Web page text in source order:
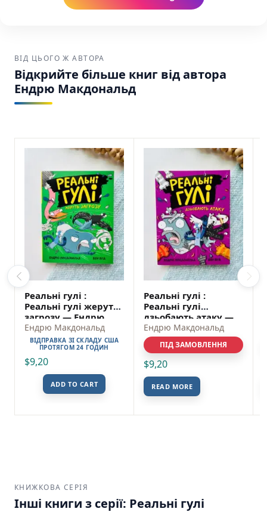
ВІД ЦЬОГО Ж АВТОРА
Відкрийте більше книг від автора
Ендрю Макдональд
Реальні гулі :
Реальні гулі жеруть
загрозу — Ендрю
Макдональд
Ендрю Макдональд
ВІДПРАВКА ЗІ СКЛАДУ США
ПРОТЯГОМ 24 ГОДИН
$9,20
ADD TO CART
Реальні гулі :
Реальні гулі
дзьобають атаку —
Ендрю Макдональд
Ендрю Макдональд
ПІД ЗАМОВЛЕННЯ
$9,20
READ MORE
КНИЖКОВА СЕРІЯ
Інші книги з серії: Реальні гулі